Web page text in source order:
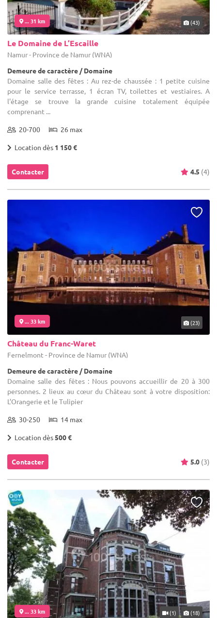
... 31 km (43)
Le Domaine de L’Escaille
Namur - Province de Namur (WNA)
Demeure de caractère / Domaine
Domaine salle des fêtes : Au rez-de chaussée : 1 petite cuisine
pour le service terrasse, 1 écran TV, toilettes et vestiaires. A
l'étage se trouve la grande cuisine totalement équipée
comprenant ...
20-700 26 max
Location dès 1 150 €
Contacter 4.5 (4)
... 33 km (23)
Château du Franc-Waret
Fernelmont - Province de Namur (WNA)
Demeure de caractère / Domaine
Domaine salle des fêtes : Nous pouvons accueillir de 20 à 300
personnes. 2 lieux au cœur du Château sont à votre disposition:
L’Orangerie et le Tulipier
30-250 14 max
Location dès500 €
Contacter 5.0 (3)
... 33 km (1) (18)